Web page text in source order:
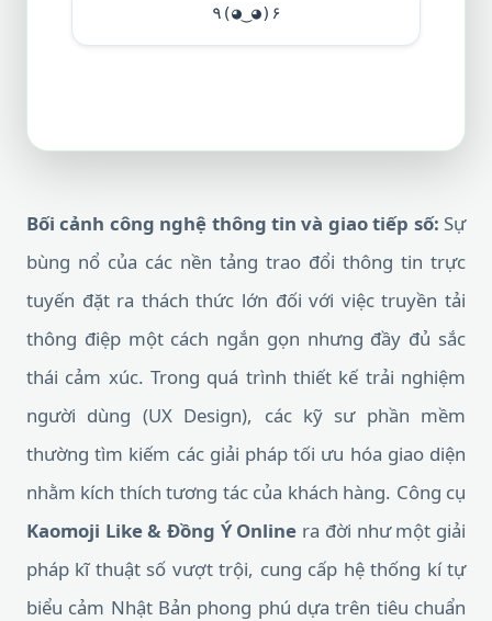
٩(◕‿◕)۶
Bối cảnh công nghệ thông tin và giao tiếp số: Sự
bùng nổ của các nền tảng trao đổi thông tin trực
tuyến đặt ra thách thức lớn đối với việc truyền tải
thông điệp một cách ngắn gọn nhưng đầy đủ sắc
thái cảm xúc. Trong quá trình thiết kế trải nghiệm
người dùng (UX Design), các kỹ sư phần mềm
thường tìm kiếm các giải pháp tối ưu hóa giao diện
nhằm kích thích tương tác của khách hàng. Công cụ
Kaomoji Like & Đồng Ý Online ra đời như một giải
pháp kĩ thuật số vượt trội, cung cấp hệ thống kí tự
biểu cảm Nhật Bản phong phú dựa trên tiêu chuẩn